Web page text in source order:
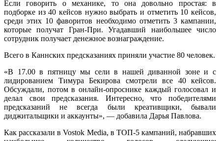
Если говорить о механике, то она довольно простая: в
подборке из 40 кейсов нужно выбрать и отметить 10 кейсов,
среди этих 10 фаворитов необходимо отметить 3 кампании,
которые получат Гран-При. Угадавший наибольшее число
сотрудник получает денежное вознаграждение.
Всего в Каннских предсказаниях приняли участие 80 человек.
«В 17.00 в пятницу мы сели в нашей диванной зоне и с
лидированием Тимура Бекирова смотрели все 40 кейсов.
Обсуждали, потом в онлайн-опроснике каждый голосовал и
делал свои предсказания. Интересно, что победителями
предсказаний не всегда были креативщики, бывали
диджитальщики и аккаунты», — добавила Дарья Павлова.
Как рассказали в Vostok Media, в ТОП-5 кампаний, набравших